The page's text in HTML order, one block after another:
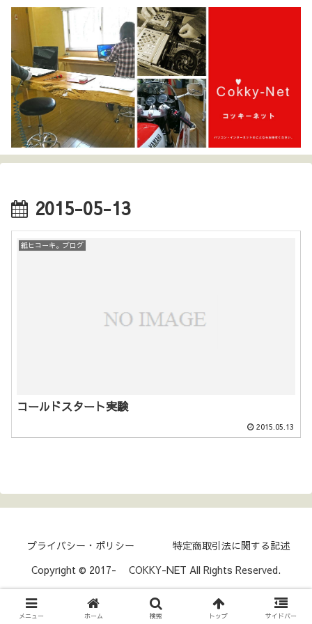
2015-05-13
紙ヒコーキ。ブログ
コールドスタート実験
2015.05.13
プライバシー・ポリシー
特定商取引法に関する記述
Copyright © 2017- COKKY-NET All Rights Reserved.
メニュー ホーム 検索 トップ サイドバー